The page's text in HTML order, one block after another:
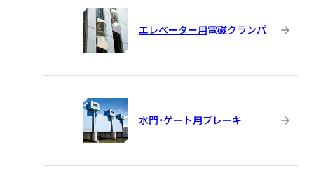
エレベーター用電磁クランパ
水門・ゲート用ブレーキ